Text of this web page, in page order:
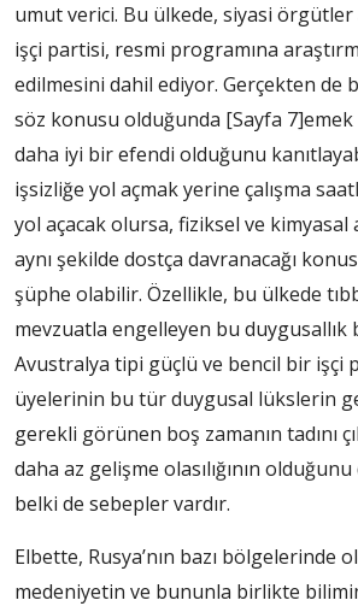
umut verici. Bu ülkede, siyasi örgütler
işçi partisi, resmi programına
edilmesini dahil ediyor. Gerçekten de
söz konusu olduğunda [Sayfa 7]
daha iyi bir efendi olduğunu
işsizliğe yol açmak yerine çalışma
yol açacak olursa, fiziksel ve kimyasal
aynı şekilde dostça davranacağı
şüphe olabilir. Özellikle, bu ülkede
mevzuatla engelleyen bu duygusallık
Avustralya tipi güçlü ve bencil bir işçi
üyelerinin bu tür duygusal lükslerin
gerekli görünen boş zamanın tadını
daha az gelişme olasılığının
belki de sebepler vardır.
Elbette, Rusya’nın bazı bölgelerinde
medeniyetin ve bununla birlikte